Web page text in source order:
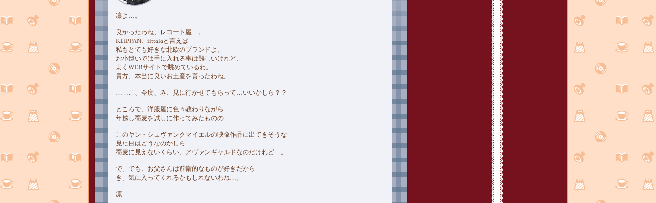
凛よ…。
良かったわね、レコード屋…。
KLIPPAN、iittalaと言えば
私もとても好きな北欧のブランドよ。
お小遣いでは手に入れる事は難しいけれど、
よくWEBサイトで眺めているわ。
貴方、本当に良いお土産を貰ったわね。
……こ、今度、み、見に行かせてもらって…いいかしら？？
ところで、洋服屋に色々教わりながら
年越し蕎麦を試しに作ってみたものの…
このヤン・シュヴァンクマイエルの映像作品に出てきそうな
見た目はどうなのかしら…
蕎麦に見えないくらい、アヴァンギャルドなのだけれど…。
で、でも、お父さんは前衛的なものが好きだから
き、気に入ってくれるかもしれないわね…。
凛